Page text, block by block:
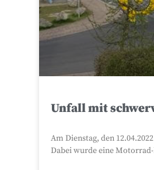
Unfall mit
Am Dienstag, den
Dabei wurde eine